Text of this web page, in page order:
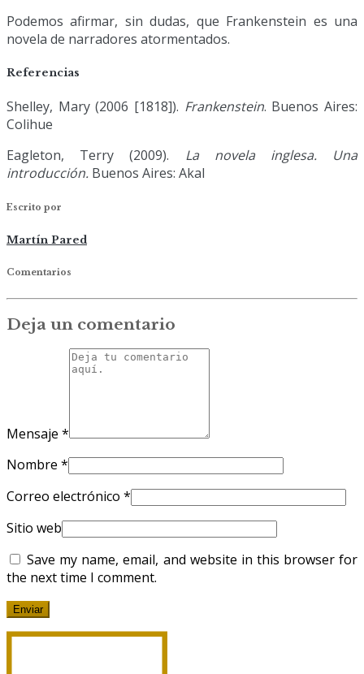
Podemos afirmar, sin dudas, que Frankenstein es una
novela de narradores atormentados.
Referencias
Shelley, Mary (2006 [1818]). Frankenstein. Buenos Aires:
Colihue
Eagleton, Terry
(2009). La novela inglesa. Una
introducción. Buenos Aires: Akal
Escrito por
Martín Pared
Comentarios
Deja un comentario
Mensaje *
Nombre *
Correo electrónico *
Sitio web
Save my name, email, and website in this browser for
the next time I comment.